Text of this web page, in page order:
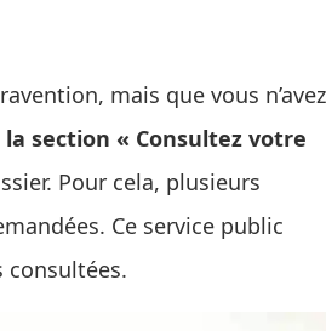
mais que vous n’avez
la section « Consultez votre
Pour cela, plusieurs
Ce service public
consultées.